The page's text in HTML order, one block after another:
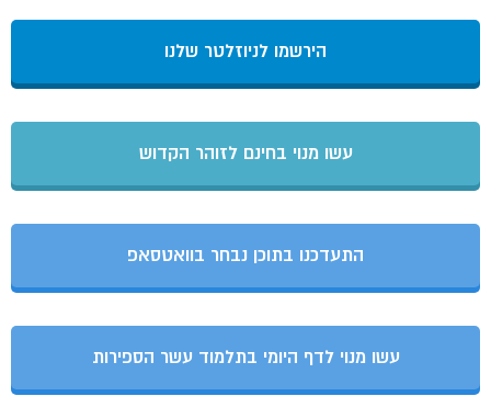
הירשמו לניוזלטר שלנו
עשו מנוי בחינם לזוהר הקדוש
התעדכנו בתוכן נבחר בוואטסאפ
עשו מנוי לדף היומי בתלמוד עשר הספירות